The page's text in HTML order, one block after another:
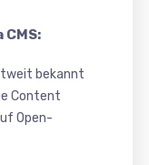
bekannt
Content
Open-